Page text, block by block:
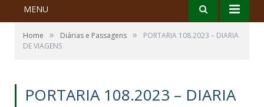
MENU
Home » Diárias e Passagens »
PORTARIA 108.2023 – DIARIA
DE VIAGENS
PORTARIA 108.2023 – DIARIA